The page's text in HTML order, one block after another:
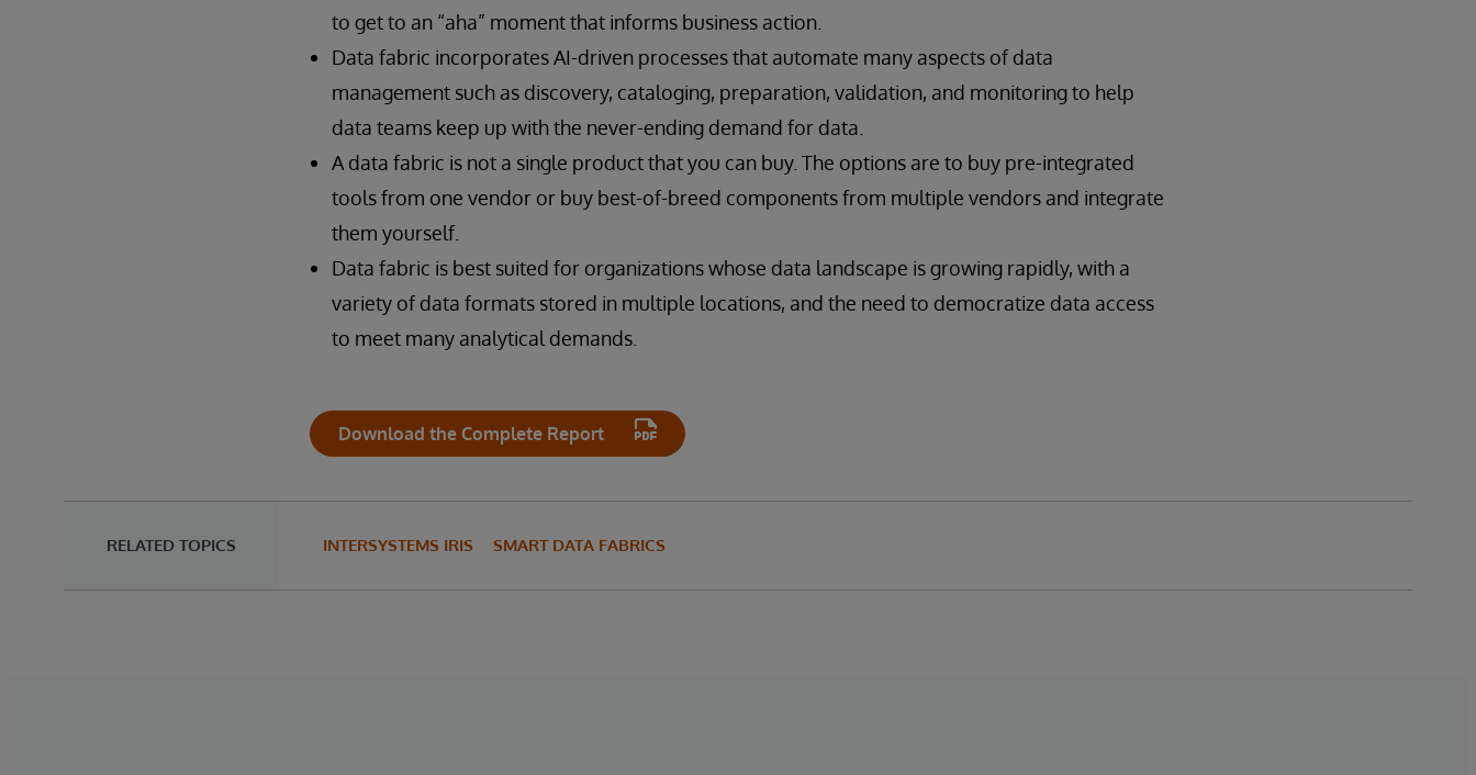
to get to an “aha” moment that informs business action.
Data fabric incorporates AI-driven processes that automate many aspects of data
management such as discovery, cataloging, preparation, validation, and monitoring to help
data teams keep up with the never-ending demand for data.
A data fabric is not a single product that you can buy. The options are to buy pre-integrated
tools from one vendor or buy best-of-breed components from multiple vendors and integrate
them yourself.
Data fabric is best suited for organizations whose data landscape is growing rapidly, with a
variety of data formats stored in multiple locations, and the need to democratize data access
to meet many analytical demands.
Download the Complete Report
RELATED TOPICS INTERSYSTEMS IRIS SMART DATA FABRICS